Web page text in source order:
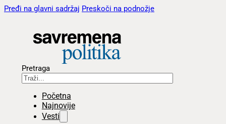
Pređi na glavni sadržaj Preskoči na podnožje
Pretraga
Početna
Najnovije
Vesti